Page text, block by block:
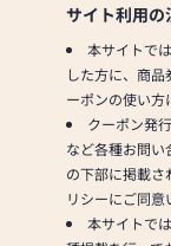
サイト利用の
本サイトで
した方に、商
ーポンの使い方
クーポン発
など各種お問い
の下部に掲載さ
リシーにご同意
本サイトで